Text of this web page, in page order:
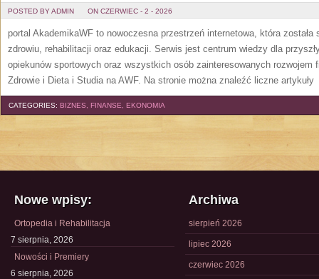
POSTED BY ADMIN ON CZERWIEC - 2 - 2026
portal AkademikaWF to nowoczesna przestrzeń internetowa, która
zdrowiu, rehabilitacji oraz edukacji. Serwis jest centrum wiedzy dla
opiekunów sportowych oraz wszystkich osób zainteresowanych rozwojem
Zdrowie i Dieta i Studia na AWF. Na stronie można znaleźć liczne artykuły
CATEGORIES: BIZNES, FINANSE, EKONOMIA
Nowe wpisy:
Ortopedia i Rehabilitacja
7 sierpnia, 2026
Nowości i Premiery
6 sierpnia, 2026
Archiwa
sierpień 2026
lipiec 2026
czerwiec 2026